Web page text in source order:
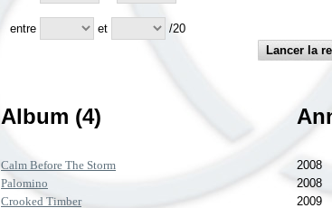
entre et /20
Album (4)
Calm Before The Storm
2008
Palomino
2008
Crooked Timber 2009